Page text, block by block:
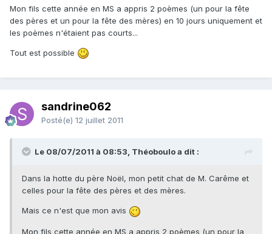
Mon fils cette année en MS a appris 2 poèmes (un pour la fête
des pères et un pour la fête des mères) en 10 jours uniquement et
les poèmes n'étaient pas courts...
Tout est possible
sandrine062
Posté(e) 12 juillet 2011
Le 08/07/2011 à 08:53, Théoboulo a dit :
Dans la hotte du père Noël, mon petit chat de M. Carême et
celles pour la fête des pères et des mères.
Mais ce n'est que mon avis
Mon fils cette année en MS a appris 2 poèmes (un pour la